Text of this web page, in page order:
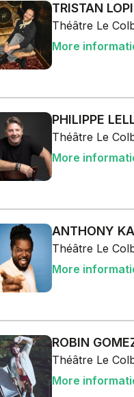
TRISTAN
Théâtre Le
More
PHILIPPE
Théâtre Le
More
ANTHONY
Théâtre Le
More
ROBIN
Théâtre Le
More